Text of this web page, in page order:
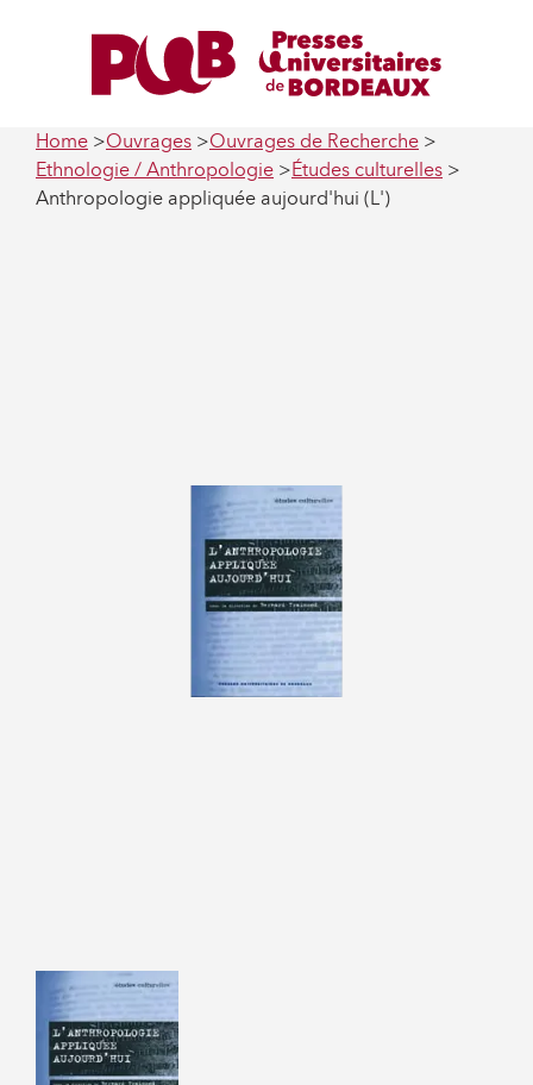
Home Ouvrages
Ouvrages de Recherche
Ethnologie / Anthropologie
Études culturelles
Anthropologie appliquée aujourd'hui (L')